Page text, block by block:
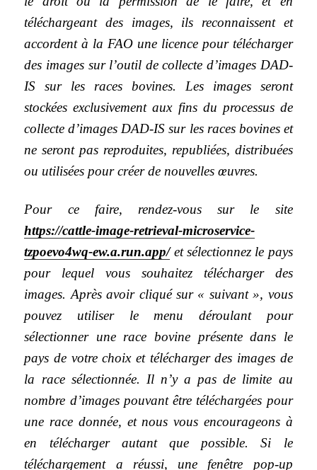
téléchargeant des images, ils reconnaissent et
accordent à la FAO une licence pour télécharger
des images sur l’outil de collecte d’images DAD-
IS sur les races bovines. Les images seront
stockées exclusivement aux fins du processus de
collecte d’images DAD-IS sur les races bovines et
ne seront pas reproduites, republiées, distribuées
ou utilisées pour créer de nouvelles œuvres.
Pour ce faire, rendez-vous sur le site
https://cattle-image-retrieval-microservice-
tzpoevo4wq-ew.a.run.app/et sélectionnez le pays
pour lequel vous souhaitez télécharger des
images. Après avoir cliqué sur « suivant », vous
pouvez utiliser le menu déroulant pour
sélectionner une race bovine présente dans le
pays de votre choix et télécharger des images de
la race sélectionnée. Il n’y a pas de limite au
nombre d’images pouvant être téléchargées pour
une race donnée, et nous vous encourageons à
en télécharger autant que possible. Si le
téléchargement a réussi, une fenêtre pop-up